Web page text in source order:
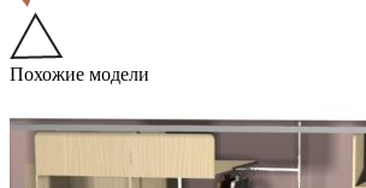
Похожие модели